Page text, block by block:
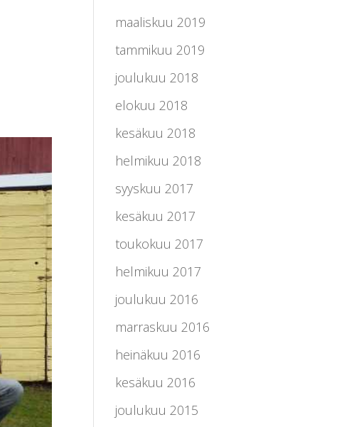
maaliskuu 2019
tammikuu 2019
joulukuu 2018
elokuu 2018
kesäkuu 2018
helmikuu 2018
syyskuu 2017
kesäkuu 2017
toukokuu 2017
helmikuu 2017
joulukuu 2016
marraskuu 2016
heinäkuu 2016
kesäkuu 2016
joulukuu 2015